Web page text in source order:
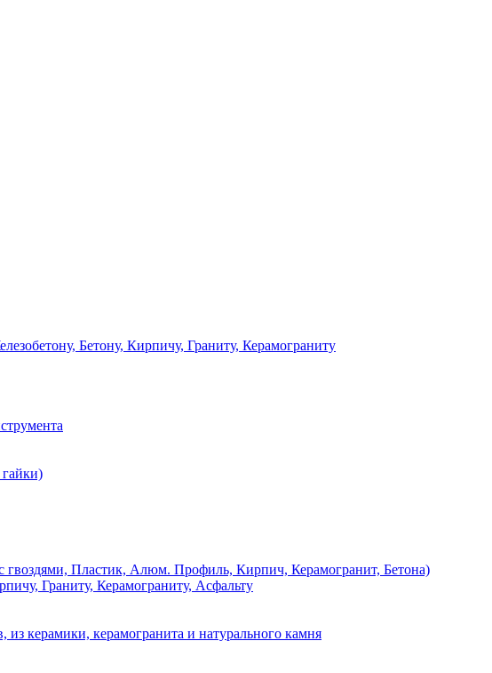
Бетону, Кирпичу, Граниту, Керамограниту
Пластик, Алюм. Профиль, Кирпич, Керамогранит, Бетона)
Граниту, Керамограниту, Асфальту
керамогранита и натурального камня